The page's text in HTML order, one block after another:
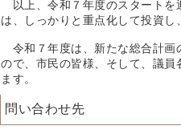
以上、令和７年度のスタートを
は、しっかりと重点化して投資し
令和７年度は、新たな総合計画
ので、市民の皆様、そして、議
ます。
問い合わせ先